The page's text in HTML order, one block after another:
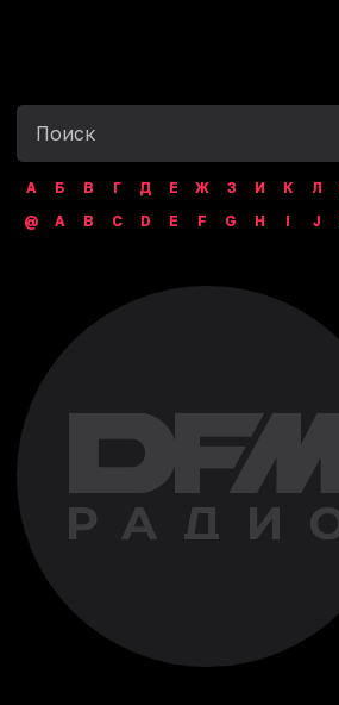
А Б В Г Д Е Ж З И К Л
@
A B C D E F G H I J